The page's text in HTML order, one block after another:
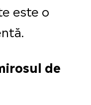
este o
de